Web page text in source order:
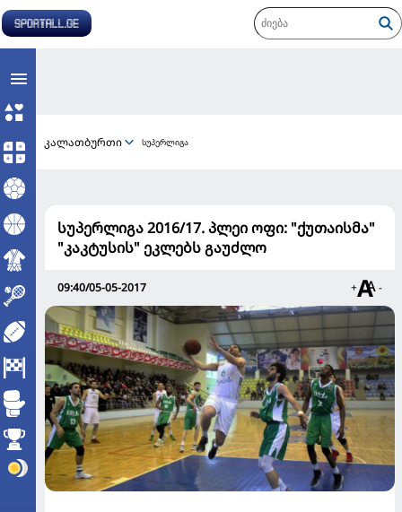
კალათბურთი სუპერლიგა
სუპერლიგა 2016/17. პლეი ოფი: "ქუთაისმა"
"კაკტუსის" ეკლებს გაუძლო
09:40/05-05-2017 + -